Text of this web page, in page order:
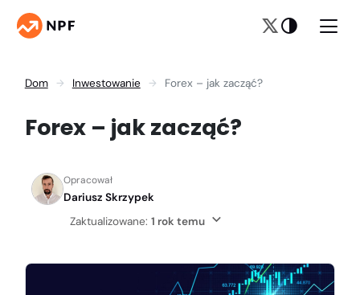
Dom Inwestowanie Forex – jak zacząć?
Forex – jak zacząć?
Opracował
Dariusz Skrzypek
Zaktualizowane: 1 rok temu